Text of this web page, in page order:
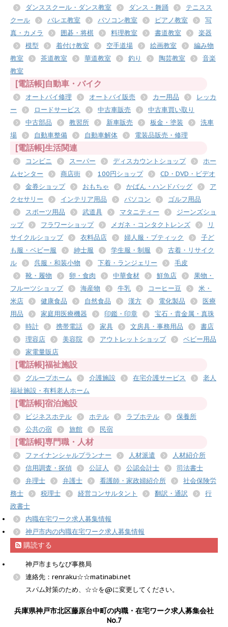
ダンススクール・ダンス教室
ダンス・舞踊
テニスス
クール
バレエ教室 パソコン教室 ピアノ教室
写
真・カメラ
囲碁・将棋 料理教室 書道教室
楽器
模型
着付け教室 空手道場 絵画教室
編み物
教室
茶道教室 華道教室 釣り 陶芸教室
音楽
教室
[電話帳]自動車・バイク
オートバイ修理 オートバイ販売 カー用品
レッカ
ー
ロードサービス 中古車販売
中古車買い取り
中古部品
教習所 新車販売 板金・塗装
洗車
場
自動車整備 自動車解体 電装品販売・修理
[電話帳]生活関連
コンビニ スーパー ディスカウントショップ
ホー
ムセンター
商店街 100円ショップ
CD・DVD・ビデオ
金券ショップ
おもちゃ かばん・ハンドバッグ
ア
クセサリー
インテリア用品 パソコン
ゴルフ用品
スポーツ用品
武道具 マタニティー
ジーンズショ
ップ
フラワーショップ メガネ・コンタクトレンズ
リ
サイクルショップ
衣料品店 婦人服・ブティック
子ど
も服・ベビー服
紳士服 学生服・制服
古着・リサイク
ル
呉服・和装小物 下着・ランジェリー
毛皮
靴・履物
卵・食肉 中華食材 鮮魚店
果物・
フルーツショップ
海産物 牛乳 コーヒー豆
米・
米店
健康食品 自然食品 漢方 電化製品
医療
用品
家庭用医療機器 印鑑・印章
宝石・貴金属・真珠
時計
携帯電話 家具 文房具・事務用品
書店
理容店
美容院 アウトレットショップ
ベビー用品
家電量販店
[電話帳]福祉施設
グループホーム 介護施設 在宅介護サービス
老人
福祉施設・有料老人ホーム
[電話帳]宿泊施設
ビジネスホテル ホテル ラブホテル
保養所
公共の宿
旅館 民宿
[電話帳]専門職・人材
ファイナンシャルプランナー 人材派遣
人材紹介所
信用調査・探偵
公証人 公認会計士
司法書士
弁理士
弁護士 看護師・家政婦紹介所
社会保険労
務士
税理士 経営コンサルタント 翻訳・通訳
行
政書士
内職在宅ワーク求人募集情報
神戸市内の内職在宅ワーク求人募集情報
購読する
神戸市まちなび事務局
連絡先：renraku☆☆matinabi.net
スパム対策のため、☆☆を@に変更してください。
兵庫県神戸市北区藤原台中町の内職・在宅ワーク求人募集会社
No.7